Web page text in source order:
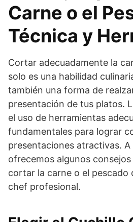
Carne o el
Técnica y
Cortar adecuadamente la
solo es una habilidad
también una forma de
presentación de tus platos.
el uso de herramientas
fundamentales para lograr
presentaciones atractivas.
ofrecemos algunos consejos
cortar la carne o el pescado
chef profesional.